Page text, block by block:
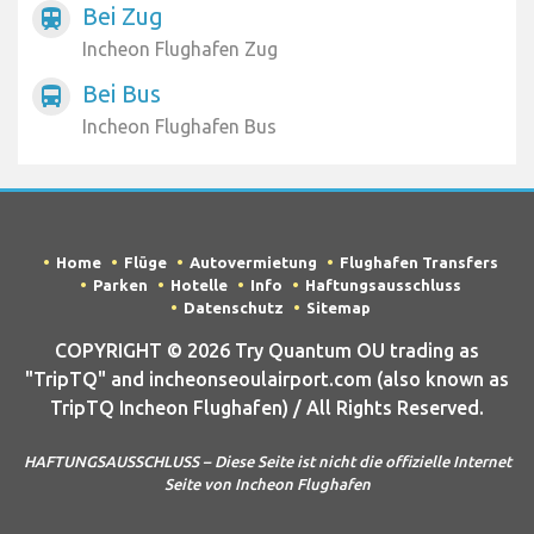
train Bei Zug
Incheon Flughafen Zug
directions_bus Bei Bus
Incheon Flughafen Bus
Home Flüge Autovermietung
Flughafen Transfers
Parken
Hotelle Info
Haftungsausschluss
Datenschutz
Sitemap
COPYRIGHT © 2026 Try Quantum OU trading as
"TripTQ" and incheonseoulairport.com (also known as
TripTQ Incheon Flughafen) / All Rights Reserved.
HAFTUNGSAUSSCHLUSS – Diese Seite ist nicht die offizielle Internet
Seite von Incheon Flughafen